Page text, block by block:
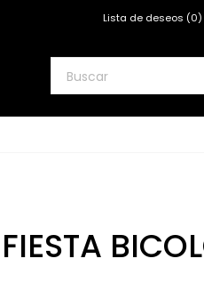
Lista de deseos (0)